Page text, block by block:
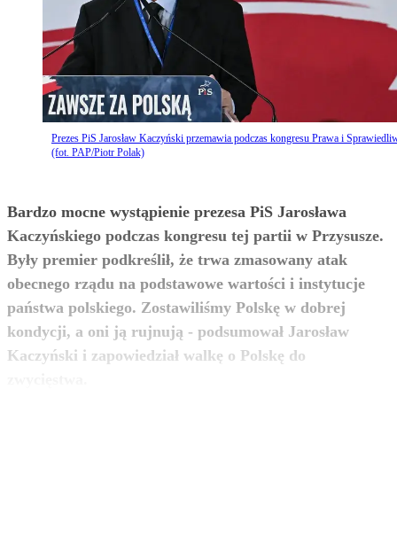
Prezes PiS Jarosław Kaczyński przemawia podczas kongresu Prawa i
(fot. PAP/Piotr Polak)
Bardzo mocne wystąpienie prezesa PiS Jarosława
Kaczyńskiego podczas kongresu tej partii w Przysusze.
Były premier podkreślił, że trwa zmasowany atak
obecnego rządu na podstawowe wartości i instytucje
państwa polskiego. Zostawiliśmy Polskę w dobrej
kondycji, a oni ją rujnują - podsumował Jarosław
Kaczyński i zapowiedział walkę o Polskę do
zobacz więcej